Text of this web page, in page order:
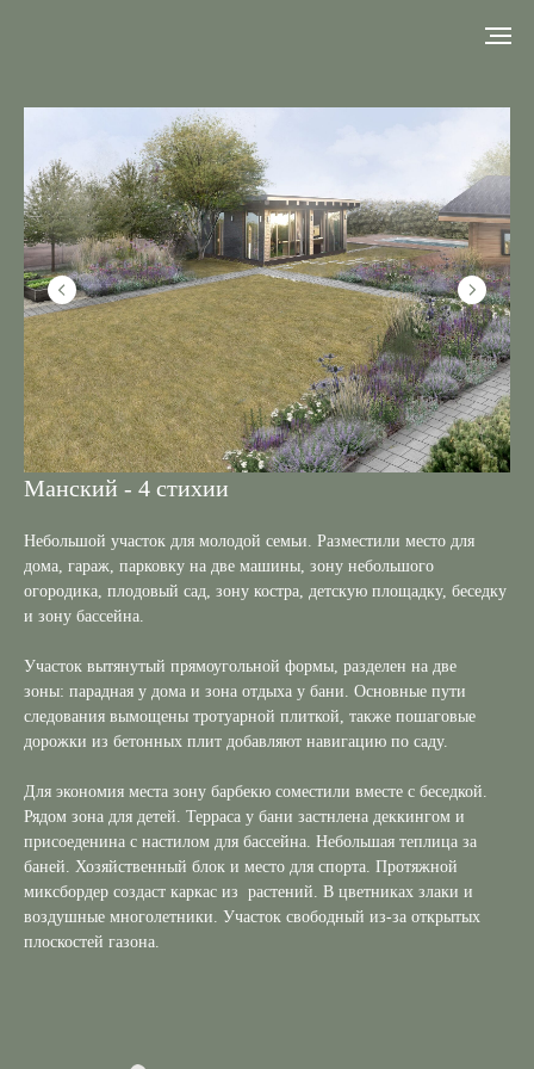
Манский - 4 стихии
Небольшой участок для молодой семьи. Разместили место для
дома, гараж, парковку на две машины, зону небольшого
огородика, плодовый сад, зону костра, детскую площадку, беседку
и зону бассейна.
Участок вытянутый прямоугольной формы, разделен на две
зоны: парадная у дома и зона отдыха у бани. Основные пути
следования вымощены тротуарной плиткой, также пошаговые
дорожки из бетонных плит добавляют навигацию по саду.
Для экономия места зону барбекю соместили вместе с беседкой.
Рядом зона для детей. Терраса у бани застнлена деккингом и
присоеденина с настилом для бассейна. Небольшая теплица за
баней. Хозяйственный блок и место для спорта. Протяжной
миксбордер создаст каркас из растений. В цветниках злаки и
воздушные многолетники. Участок свободный из-за открытых
плоскостей газона.